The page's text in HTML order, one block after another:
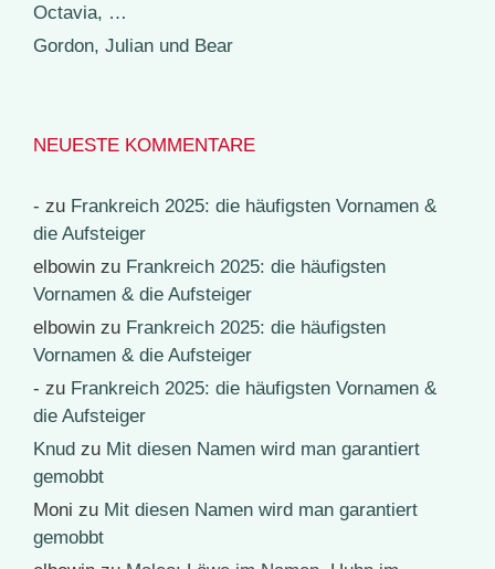
Octavia, …
Gordon, Julian und Bear
NEUESTE KOMMENTARE
- zu Frankreich 2025: die häufigsten Vornamen &
die Aufsteiger
elbowin zu Frankreich 2025: die häufigsten
Vornamen & die Aufsteiger
elbowin zu Frankreich 2025: die häufigsten
Vornamen & die Aufsteiger
- zu Frankreich 2025: die häufigsten Vornamen &
die Aufsteiger
Knud zu Mit diesen Namen wird man garantiert
gemobbt
Moni zu Mit diesen Namen wird man garantiert
gemobbt